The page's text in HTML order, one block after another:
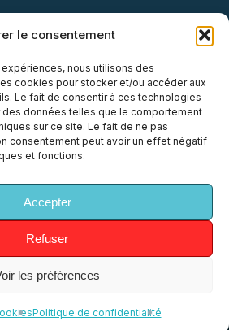
le consentement
nous utilisons des
cookies pour stocker et/ou accéder aux
Le fait de consentir à ces technologies
données telles que le comportement
sur ce site. Le fait de ne pas
consentement peut avoir un effet négatif
et fonctions.
Accepter
Refuser
les préférences
Politique de confidentialité
linkedin youtube instagram
All Rights Reserved, uh!ive